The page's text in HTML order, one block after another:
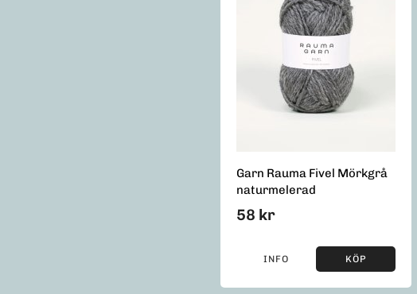
Garn Rauma Fivel Mörkgrå
naturmelerad
58 kr
INFO KÖP